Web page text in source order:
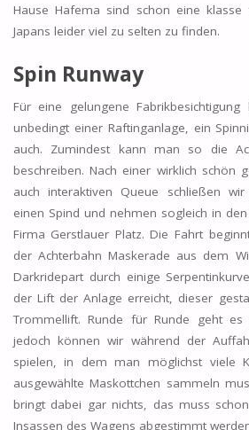
Hause Hafema sind schon eine
Japans leider viel zu selten zu finden.
Spin Runway
Für eine gelungene
unbedingt einer Raftinganlage, ein
auch. Zumindest kann man so die
beschreiben. Nach einer wirklich schön
auch interaktiven Queue schließen
einen Spind und nehmen sogleich in
Firma Gerstlauer Platz. Die Fahrt
der Achterbahn Maskerade aus dem
Darkridepart durch einige
der Lift der Anlage erreicht, dieser
Trommellift. Runde für Runde geht
jedoch können wir während der
spielen, in dem man möglichst viele
ausgewählte Maskottchen sammeln
bringt dabei gar nichts, das muss
Insassen des Wagens abgestimmt